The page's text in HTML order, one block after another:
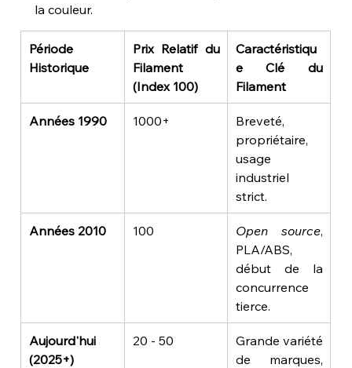
la couleur.
Période
Historique
Prix Relatif du
Filament
(Index 100)
Caractéristiqu
e Clé du
Filament
Années 1990 1000+
Breveté,
propriétaire,
usage
industriel
strict.
Années 2010 100 Open source,
PLA/ABS,
début de la
concurrence
tierce.
Aujourd'hui
(2025+)
20 - 50
Grande variété
de marques,